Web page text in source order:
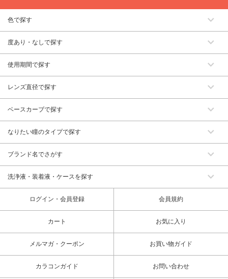
色で探す
度あり・なしで探す
使用期間で探す
レンズ直径で探す
ベースカーブで探す
なりたい瞳のタイプで探す
ブランド名でさがす
洗浄液・装着液・ケースを探す
ログイン・会員登録 会員規約
カート お気に入り
メルマガ・クーポン お買い物ガイド
カラコンガイド お問い合わせ